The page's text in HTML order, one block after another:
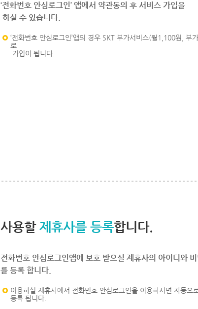
‘전화번호 안심로그인’ 앱에서 약관동의 후 서비스 가입을
하실 수 있습니다.
‘전화번호 안심로그인’앱의 경우 SKT 부가서비스(월1,100원, 부
로
가입이 됩니다.
사용할 제휴사를 등록합니다.
전화번호 안심로그인앱에 보호 받으실 제휴사의 아이디와
를 등록 합니다.
이용하실 제휴사에서 전화번호 안심로그인을 이용하시면 자동으
등록 됩니다.